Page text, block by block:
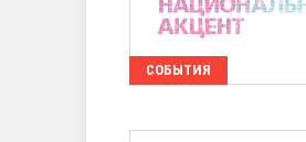
СОБЫТИЯ